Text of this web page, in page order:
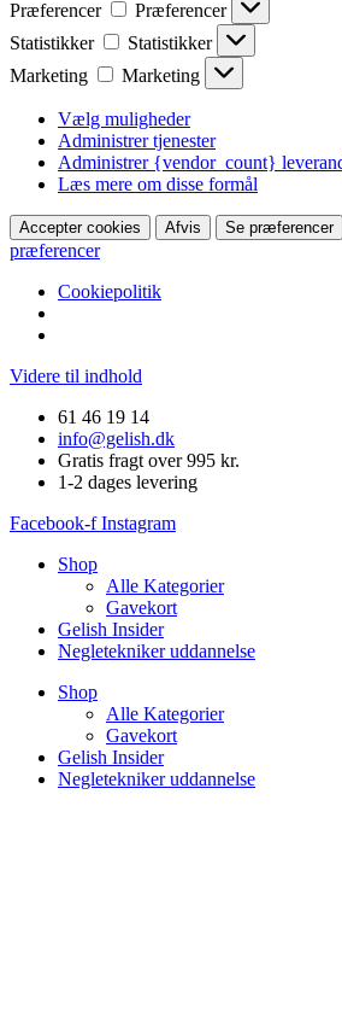
Præferencer
Præferencer
Statistikker
Statistikker
Marketing
Marketing
Vælg muligheder
Administrer tjenester
Administrer {vendor_count}
Læs mere om disse formål
Accepter cookies Afvis Se præferencer
præferencer
Cookiepolitik
Videre til indhold
61 46 19 14
info@gelish.dk
Gratis fragt over 995 kr.
1-2 dages levering
Facebook-f Instagram
Shop
Alle Kategorier
Gavekort
Gelish Insider
Negletekniker uddannelse
Shop
Alle Kategorier
Gavekort
Gelish Insider
Negletekniker uddannelse